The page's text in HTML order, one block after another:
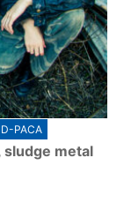
PACA
sludge metal